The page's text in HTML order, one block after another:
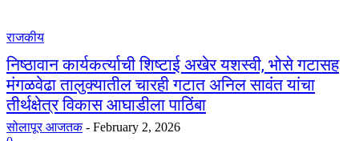
राजकीय
निष्ठावान कार्यकर्त्याची शिष्टाई अखेर यशस्वी, भोसे गटासह
मंगळवेढा तालुक्यातील चारही गटात अनिल सावंत यांचा
तीर्थक्षेत्र विकास आघाडीला पाठिंबा
सोलापूर आजतक - February 2, 2026